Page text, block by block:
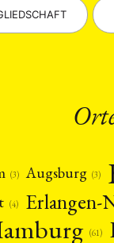
(3) Augsburg (3)
(4) Erlangen-
(61)